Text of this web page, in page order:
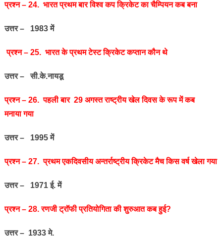
प्रश्‍न – 24. भारत प्रथम बार विश्‍व कप क्रिकेट का चैम्पियन कब बना
उत्तर – 1983 में
प्रश्‍न – 25. भारत के प्रथम टेस्‍ट क्रिकेट कप्‍तान कौन थे
उत्तर – सी.के.नायडू
प्रश्‍न – 26. पहली बार 29 अगस्‍त राष्‍ट्रीय खेल दिवस के रूप में कब
मनाया गया
उत्तर – 1995 में
प्रश्‍न – 27. प्रथम एकदिवसीय अन्‍तर्राष्‍ट्रीय क्रिकेट मैच किस वर्ष खेला गया
उत्तर – 1971 ई. में
प्रश्‍न – 28. रणजी ट्रॉफी प्रतियोगिता की शुरुआत कब हुई?
उत्तर – 1933 मे.